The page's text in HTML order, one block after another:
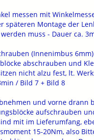
messen mit
späteren Montage der
muss - Dauer ca.
(Innenimbus
abschrauben und
nicht alzu fest, lt.
/ Bild 7 + Bild 8
und vorne drann
aufschrauben
mit im Lieferumfang,
15-20Nm, also